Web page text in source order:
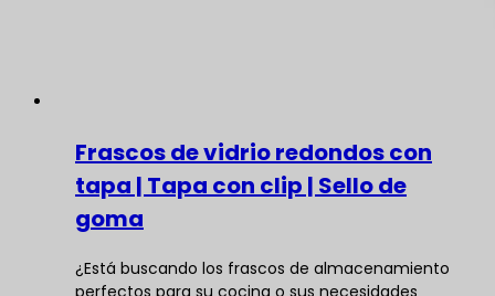
Frascos de vidrio redondos con
tapa | Tapa con clip | Sello de
goma
¿Está buscando los frascos de almacenamiento
perfectos para su cocina o sus necesidades